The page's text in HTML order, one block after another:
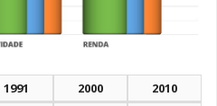
1991 2000
2010